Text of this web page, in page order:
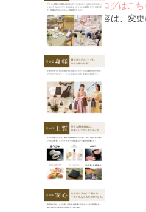
WEBカタログはこち
※ 掲載内容は、変更